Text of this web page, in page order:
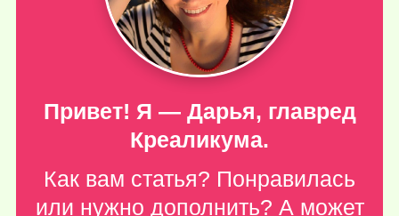
Привет! Я — Дарья, главред
Креаликума.
Как вам статья? Понравилась
или нужно дополнить? А может